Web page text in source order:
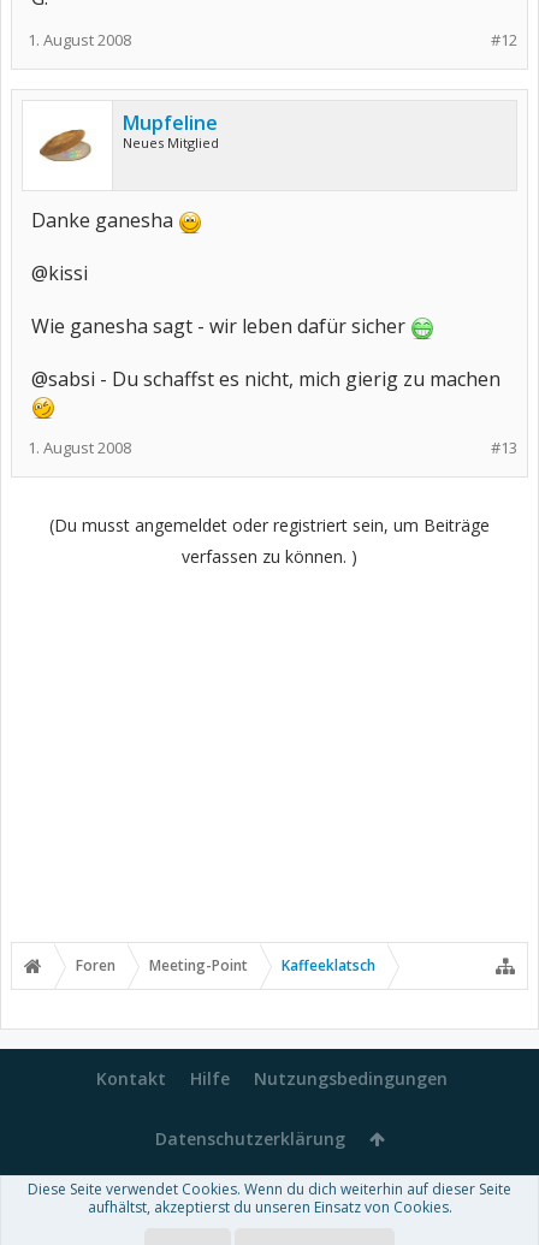
#12
1. August 2008
Mupfeline
Neues Mitglied
Danke ganesha
@kissi
Wie ganesha sagt - wir leben dafür sicher
@sabsi - Du schaffst es nicht, mich gierig zu machen
#13
1. August 2008
(Du musst angemeldet oder registriert sein, um Beiträge
verfassen zu können. )
Foren Meeting-Point Kaffeeklatsch
Kontakt Hilfe Nutzungsbedingungen
Datenschutzerklärung
Forum software by XenForo™-Deutsch von xenDach
Diese Seite verwendet Cookies. Wenn du dich weiterhin auf dieser Seite
aufhältst, akzeptierst du unseren Einsatz von Cookies.